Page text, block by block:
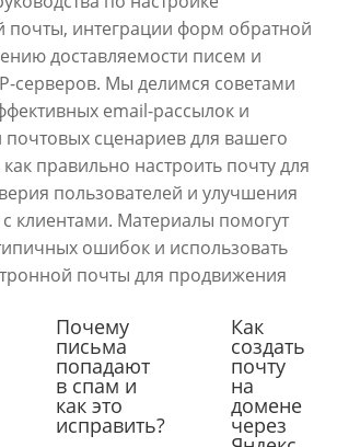
почты, интеграции форм обратной
доставляемости писем и
серверов. Мы делимся советами
email-рассылок и
почтовых сценариев для вашего
как правильно настроить почту для
пользователей и улучшения
клиентами. Материалы помогут
ошибок и использовать
почты для продвижения
Почему
письма
попадают
в спам и
как это
исправить?
Как
создать
почту
на
домене
через